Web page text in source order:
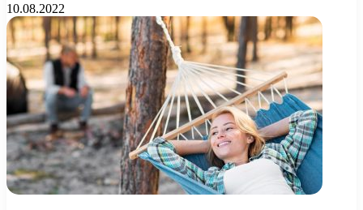
10.08.2022